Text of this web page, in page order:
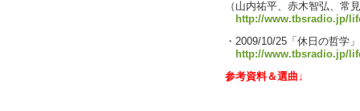
（山内祐平、赤木智弘、常
http://www.tbsradio.jp/
・2009/10/25「休日の哲学
http://www.tbsradio.jp/
参考資料＆選曲↓